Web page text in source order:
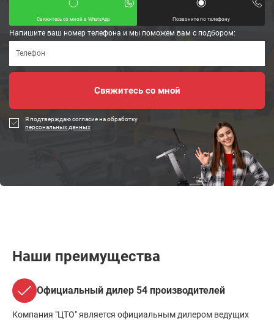
Свяжитесь со мной в WhatsApp Позвоните по телефону
Напишите ваш номер телефона и мы поможем вам с подбором:
Я подтверждаю согласие на обработку
персональных данных
Наши преимущества
Официальный дилер 54 производителей
Компания "ЦТО" является официальным дилером ведущих